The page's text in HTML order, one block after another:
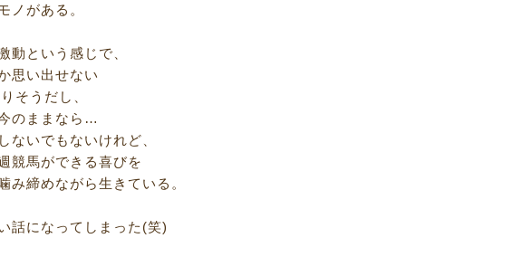
ノがある。
動という感じで、
思い出せない
そうだし、
のままなら…
ないでもないけれど、
競馬ができる喜びを
み締めながら生きている。
話になってしまった(笑)